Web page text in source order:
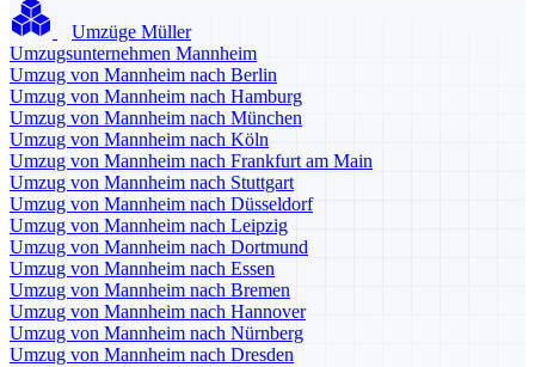
Umzüge Müller
Umzugsunternehmen Mannheim
Umzug von Mannheim nach Berlin
Umzug von Mannheim nach Hamburg
Umzug von Mannheim nach München
Umzug von Mannheim nach Köln
Umzug von Mannheim nach Frankfurt am Main
Umzug von Mannheim nach Stuttgart
Umzug von Mannheim nach Düsseldorf
Umzug von Mannheim nach Leipzig
Umzug von Mannheim nach Dortmund
Umzug von Mannheim nach Essen
Umzug von Mannheim nach Bremen
Umzug von Mannheim nach Hannover
Umzug von Mannheim nach Nürnberg
Umzug von Mannheim nach Dresden